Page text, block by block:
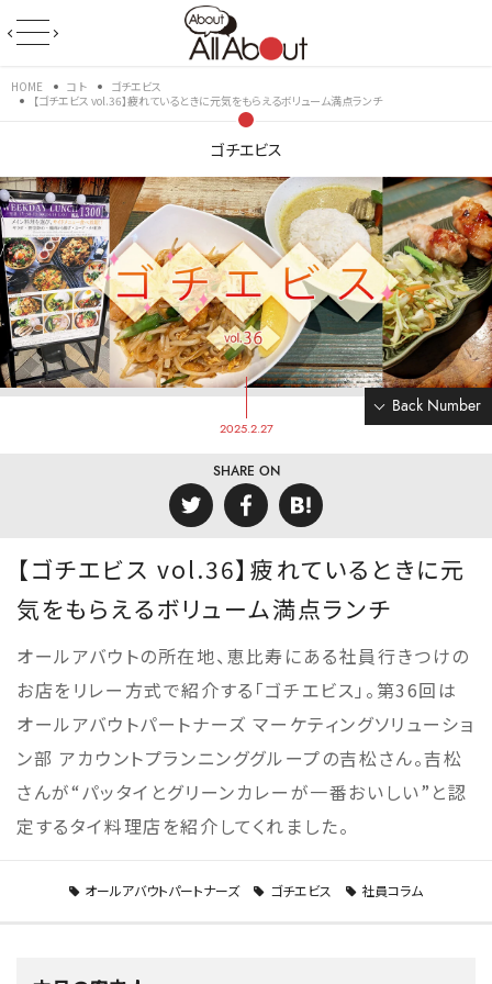
HOME コト
ゴチエビス
【ゴチエビス vol.36】疲れているときに元気をもらえるボリューム満点ランチ
ゴチエビス
Back Number
2025.2.27
SHARE ON
【ゴチエビス vol.36】疲れているときに元
気をもらえるボリューム満点ランチ
オールアバウトの所在地、恵比寿にある社員行きつけの
お店をリレー方式で紹介する「ゴチエビス」。第36回は
オールアバウトパートナーズ マーケティングソリューショ
ン部 アカウントプランニンググループの吉松さん。吉松
さんが“パッタイとグリーンカレーが一番おいしい”と認
定するタイ料理店を紹介してくれました。
オールアバウトパートナーズ ゴチエビス 社員コラム